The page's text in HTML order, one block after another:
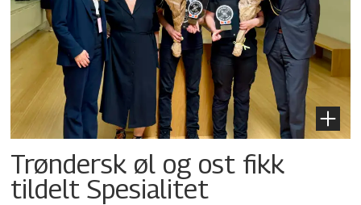
Trøndersk øl og ost fikk
tildelt Spesialitet